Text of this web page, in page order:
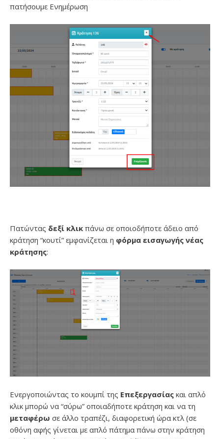
πατήσουμε Ενημέρωση
Πατώντας δεξί κλικ πάνω σε οποιοδήποτε άδειο από
κράτηση “κουτί” εμφανίζεται η φόρμα εισαγωγής νέας
κράτησης:
Ενεργοποιώντας το κουμπί της Επεξεργασίας και απλό
κλικ μπορώ να “σύρω” οποιαδήποτε κράτηση και να τη
μεταφέρω σε άλλο τραπέζι, διαφορετική ώρα κτλ (σε
οθόνη αφής γίνεται με απλό πάτημα πάνω στην κράτηση